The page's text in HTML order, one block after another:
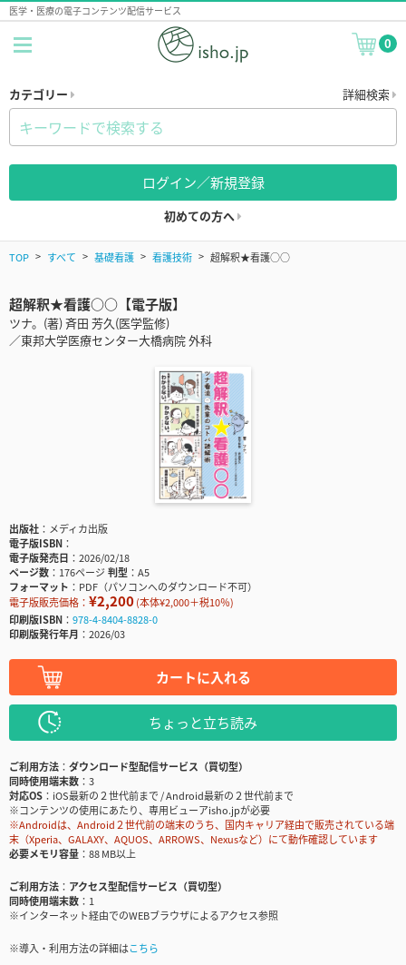
医学・医療の電子コンテンツ配信サービス
0
カテゴリー 詳細検索
ログイン／新規登録
初めての方へ
TOP すべて 基礎看護 看護技術 超解釈★看護○○
超解釈★看護○○【電子版】
ツナ。(著) 斉田 芳久(医学監修)
／東邦大学医療センター大橋病院 外科
出版社
メディカ出版
電子版ISBN
電子版発売日
2026/02/18
ページ数
176ページ判型
A5
フォーマット
PDF（パソコンへのダウンロード不可）
電子版販売価格： ¥2,200(本体¥2,000＋税10％)
印刷版ISBN
978-4-8404-8828-0
印刷版発行年月
2026/03
カートに入れる
ちょっと立ち読み
ご利用方法
ダウンロード型配信サービス（買切型）
同時使用端末数
3
対応OS
iOS最新の２世代前まで / Android最新の２世代前まで
※コンテンツの使用にあたり、専用ビューアisho.jpが必要
※Androidは、Android２世代前の端末のうち、国内キャリア経由で販売されている端
末（Xperia、GALAXY、AQUOS、ARROWS、Nexusなど）にて動作確認しています
必要メモリ容量
88 MB以上
ご利用方法
アクセス型配信サービス（買切型）
同時使用端末数
1
※インターネット経由でのWEBブラウザによるアクセス参照
※導入・利用方法の詳細はこちら